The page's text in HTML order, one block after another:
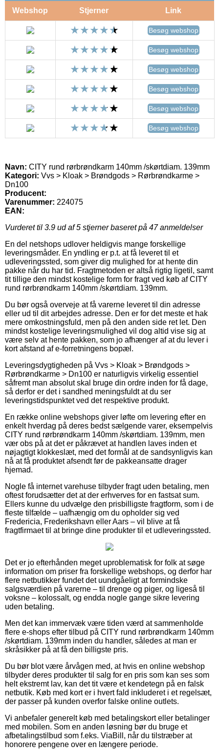
Webshop Stjerner Link
Besøg webshop
Besøg webshop
Besøg webshop
Besøg webshop
Besøg webshop
Besøg webshop
Navn: CITY rund rørbrøndkarm 140mm /skørtdiam. 139mm
Kategori: Vvs > Kloak > Brøndgods > Rørbrøndkarme >
Dn100
Producent:
Varenummer: 224075
EAN:
Vurderet til 3.9 ud af 5 stjerner baseret på 47anmeldelser
En del netshops udlover heldigvis mange forskellige
leveringsmåder. En yndling er p.t. at få leveret til et
udleveringssted, som giver dig mulighed for at hente din
pakke når du har tid. Fragtmetoden er altså rigtig ligetil, samt
tit tillige den mindst kostelige form for fragt ved køb af CITY
rund rørbrøndkarm 140mm /skørtdiam. 139mm.
Du bør også overveje at få varerne leveret til din adresse
eller ud til dit arbejdes adresse. Den er for det meste et hak
mere omkostningsfuld, men på den anden side ret let. Den
mindst kostelige leveringsmulighed vil dog altid vise sig at
være selv at hente pakken, som jo afhænger af at du lever i
kort afstand af e-forretningens bopæl.
Leveringsdygtigheden på Vvs > Kloak > Brøndgods >
Rørbrøndkarme > Dn100 er naturligvis virkelig essentiel
såfremt man absolut skal bruge din ordre inden for få dage,
så derfor er det i sandhed meningsfuldt at du ser
leveringstidspunktet ved det respektive produkt.
En række online webshops giver løfte om levering efter en
enkelt hverdag på deres bedst sælgende varer, eksempelvis
CITY rund rørbrøndkarm 140mm /skørtdiam. 139mm, men
vær obs på at det er påkrævet at handlen laves inden et
nøjagtigt klokkeslæt, med det formål at de sandsynligvis kan
nå at få produktet afsendt før de pakkeansatte drager
hjemad.
Nogle få internet varehuse tilbyder fragt uden betaling, men
oftest forudsætter det at der erhverves for en fastsat sum.
Ellers kunne du udvælge den prisbilligste fragtform, som i de
fleste tilfælde – uafhængig om du opholder sig ved
Fredericia, Frederikshavn eller Aars – vil blive at få
fragtfirmaet til at bringe dine produkter til et udleveringssted.
Det er jo efterhånden meget uproblematisk for folk at søge
information om priser fra forskellige webshops, og derfor har
flere netbutikker fundet det uundgåeligt at formindske
salgsværdien på varerne – til drenge og piger, og ligeså til
voksne – kolossalt, og endda nogle gange sikre levering
uden betaling.
Men det kan immervæk være tiden værd at sammenholde
flere e-shops efter tilbud på CITY rund rørbrøndkarm 140mm
/skørtdiam. 139mm inden du handler, således at man er
skråsikker på at få den billigste pris.
Du bør blot være årvågen med, at hvis en online webshop
tilbyder deres produkter til salg for en pris som kan ses som
helt ekstremt lav, kan det tit være et kendetegn på en falsk
netbutik. Køb med kort er i hvert fald inkluderet i et regelsæt,
der passer på kunden overfor falske online outlets.
Vi anbefaler generelt køb med betalingskort eller betalinger
med mobilen. Som en anden løsning bør du bruge et
afbetalingstilbud som f.eks. ViaBill, når du tilstræber at
honorere pengene over en længere periode.